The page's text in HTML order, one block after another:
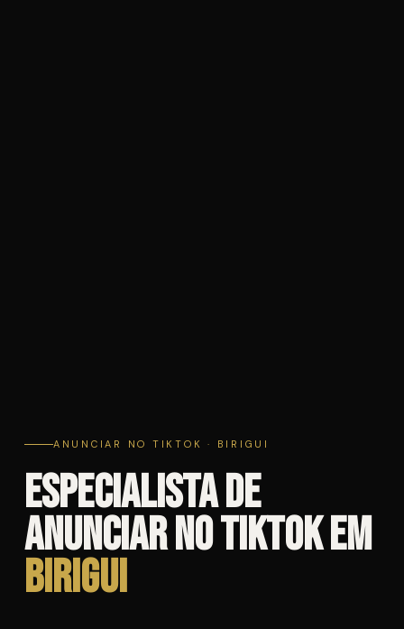
ANUNCIAR NO TIKTOK · BIRIGUI
Especialista de
Anunciar no Tiktok em
Birigui